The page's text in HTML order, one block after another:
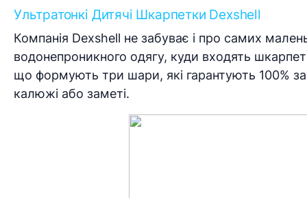
Ультратонкі Дитячі Шкарпетки Dexshell
Компанія Dexshell не забуває і про самих
водонепроникного одягу, куди входять
що формують три шари, які гарантують 100%
калюжі або заметі.